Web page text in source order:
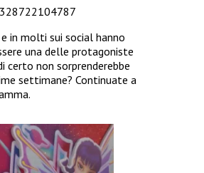
in molti sui social hanno
una delle protagoniste
certo non sorprenderebbe
settimane? Continuate a